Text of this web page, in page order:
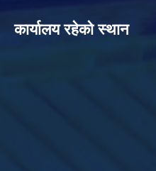
कार्यालय रहेको स्थान